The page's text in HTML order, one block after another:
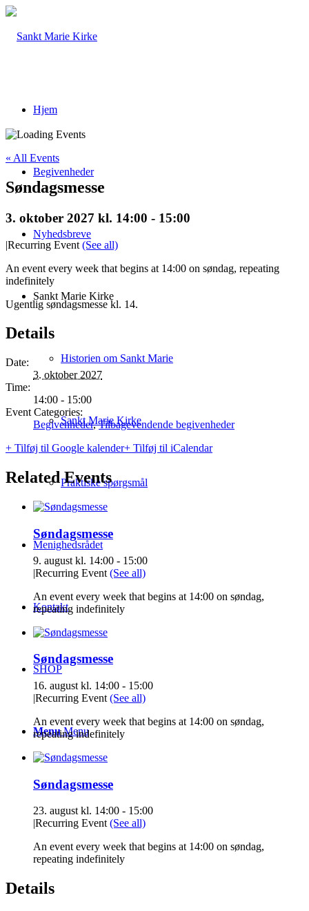
Hjem
Begivenheder
Nyhedsbreve
Sankt Marie Kirke
Historien om Sankt Marie
Sankt Marie Kirke
Praktiske spørgsmål
Menighedsrådet
Kontakt
SHOP
Menu Menu
« All Events
Søndagsmesse
3. oktober 2027 kl. 14:00 - 15:00
|Recurring Event (See all)
An event every week that begins at 14:00 on søndag, repeating
indefinitely
Ugentlig søndagsmesse kl. 14.
Details
Date:
3. oktober 2027
Time:
14:00 - 15:00
Event Categories:
Begivenheder,Tilbagevendende begivenheder
+ Tilføj til Google kalender+ Tilføj til iCalendar
Related Events
Søndagsmesse
9. august kl. 14:00 - 15:00
|Recurring Event (See all)
An event every week that begins at 14:00 on søndag,
repeating indefinitely
Søndagsmesse
16. august kl. 14:00 - 15:00
|Recurring Event (See all)
An event every week that begins at 14:00 on søndag,
repeating indefinitely
Søndagsmesse
23. august kl. 14:00 - 15:00
Recurring Event(See all)
An event every week that begins at 14:00 on søndag,
repeating indefinitely
Details